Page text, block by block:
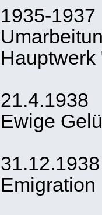
1935-
21.4.1938
Ewige
31.12.1938